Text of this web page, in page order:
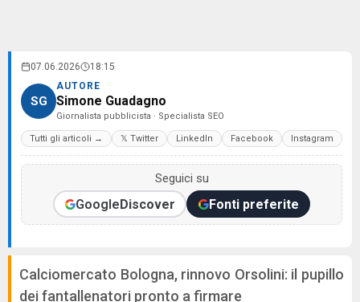
07.06.2026 18:15
SG
AUTORE
Simone Guadagno
Giornalista pubblicista · Specialista SEO
Tutti gli articoli → 𝕏 Twitter LinkedIn Facebook Instagram
Seguici su
GoogleDiscover Fonti preferite
Calciomercato Bologna, rinnovo Orsolini: il pupillo
dei fantallenatori pronto a firmare